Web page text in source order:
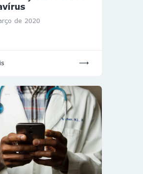
de 2020